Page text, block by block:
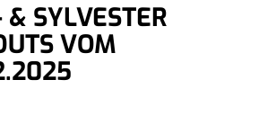
SYLVESTER
VOM